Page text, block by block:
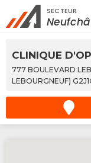
Rechercher à
Services
SECTEUR
CLINIQUE
777 BOULEVARD
LEBOURGNEUF)